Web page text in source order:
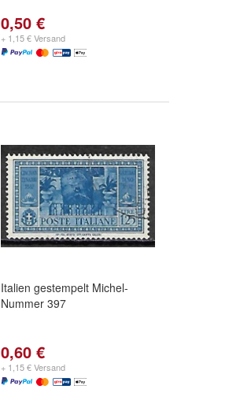
0,50 €
+ 1,15 € Versand
Italien gestempelt Michel-
Nummer 397
0,60 €
+ 1,15 € Versand